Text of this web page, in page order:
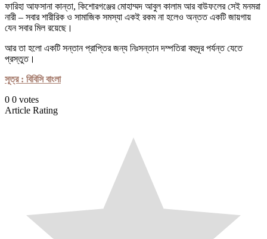
ফারিহা আফসানা কান্তা, কিশোরগঞ্জের মোহাম্মদ আবুল কালাম আর বাউফলের সেই মনমরা
নারী – সবার শারীরিক ও সামাজিক সমস্যা একই রকম না হলেও অন্তত একটি জায়গায়
যেন সবার মিল রয়েছে।
আর তা হলো একটি সন্তান প্রাপ্তির জন্য নিঃসন্তান দম্পতিরা বহুদূর পর্যন্ত যেতে
প্রস্তুত।
সূত্র : বিবিসি বাংলা
0 0 votes
Article Rating